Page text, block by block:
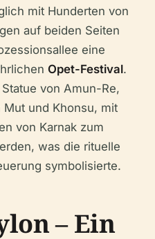
mit Hunderten von
auf beiden Seiten
eine
Opet-Festival.
von Amun-Re,
und Khonsu, mit
von Karnak zum
was die rituelle
symbolisierte.
– Ein